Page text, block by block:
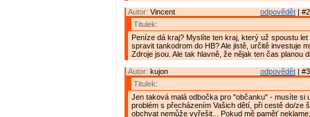
odpovědět |
Autor: Vincent
Titulek:
Peníze dá kraj? Myslíte ten kraj, který už spoustu let
spravit tankodrom do HB? Ale jistě, určitě investuje
Zdroje jsou. Ale tak hlavně, že nějak ten čas planou
odpovědět |
Autor: kujon
Titulek:
Jen taková malá odbočka pro "občanku" - musíte si
problém s přecházením Vašich dětí, při cestě do/ze
obchvat nemůže vyřešit... Pokud mě paměť